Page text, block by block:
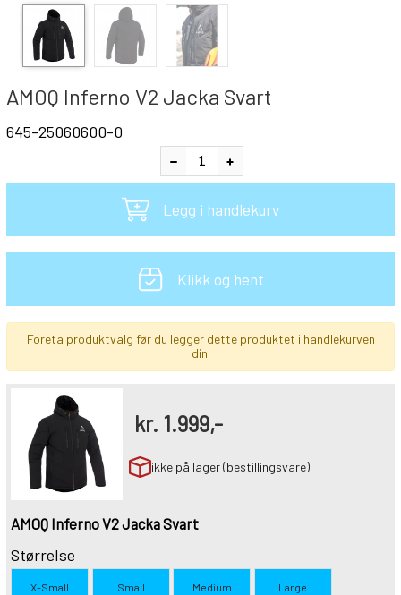
AMOQ Inferno V2 Jacka Svart
645-25060600-0
Legg i handlekurv
Klikk og hent
Foreta produktvalg før du legger dette produktet i handlekurven
din.
kr. 1.999,-
ikke på lager (bestillingsvare)
AMOQ Inferno V2 Jacka Svart
Størrelse
X-Small Small Medium Large